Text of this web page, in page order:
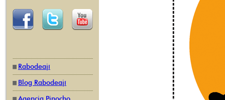
Rabodeají
Blog Rabodeají